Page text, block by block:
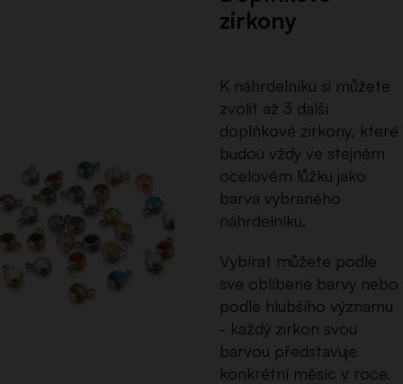
zirkony
K náhrdelníku si můžete
zvolit až 3 další
doplňkové zirkony, které
budou vždy ve stejném
ocelovém lůžku jako
barva vybraného
náhrdelníku.
Vybírat můžete podle
své oblíbené barvy nebo
podle hlubšího významu
- každý zirkon svou
barvou představuje
konkrétní měsíc v roce.